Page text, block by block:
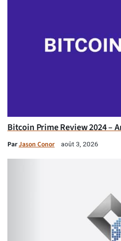
Bitcoin Prime Review 2024 –
ParJason Conor août 3, 2026